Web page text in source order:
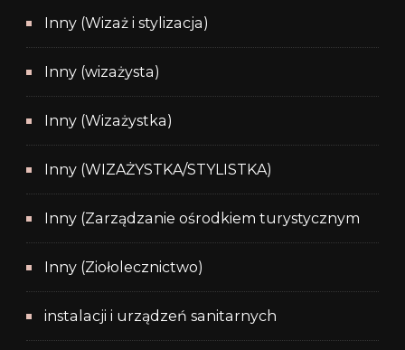
Inny (Wizaż i stylizacja)
Inny (wizażysta)
Inny (Wizażystka)
Inny (WIZAŻYSTKA/STYLISTKA)
Inny (Zarządzanie ośrodkiem turystycznym
Inny (Ziołolecznictwo)
instalacji i urządzeń sanitarnych